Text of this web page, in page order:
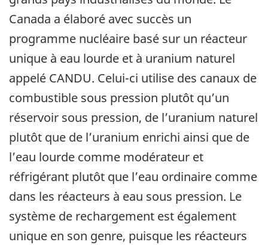
Canada a élaboré avec succès un
programme nucléaire basé sur un réacteur
unique à eau lourde et à uranium naturel
appelé CANDU. Celui-ci utilise des canaux de
combustible sous pression plutôt qu’un
réservoir sous pression, de l’uranium naturel
plutôt que de l’uranium enrichi ainsi que de
l’eau lourde comme modérateur et
réfrigérant plutôt que l’eau ordinaire comme
dans les réacteurs à eau sous pression. Le
système de rechargement est également
unique en son genre, puisque les réacteurs